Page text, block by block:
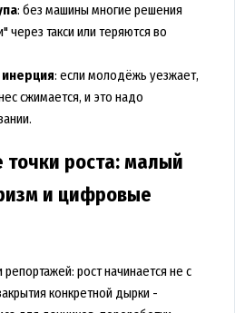
: без машины многие решения
через такси или теряются во
: если молодёжь уезжает,
сжимается, и это надо
точки роста: малый
и цифровые
рост начинается не с
конкретной дырки -